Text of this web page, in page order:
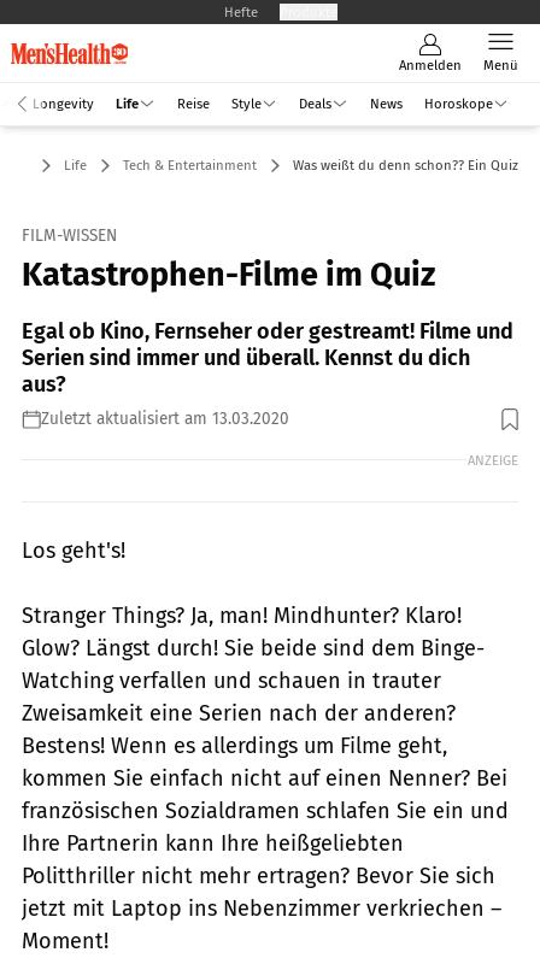
Hefte
Anmelden Menü
Longevity Life Reise Style Deals News Horoskope
Life Tech & Entertainment Was weißt du denn schon?? Ein Quiz
FILM-WISSEN
Katastrophen-Filme im Quiz
Egal ob Kino, Fernseher oder gestreamt! Filme und
Serien sind immer und überall. Kennst du dich
aus?
Zuletzt aktualisiert am 13.03.2020
ANZEIGE
Los geht's!
Stranger Things? Ja, man! Mindhunter? Klaro!
Glow? Längst durch! Sie beide sind dem Binge-
Watching verfallen und schauen in trauter
Zweisamkeit eine Serien nach der anderen?
Bestens! Wenn es allerdings um Filme geht,
kommen Sie einfach nicht auf einen Nenner? Bei
französischen Sozialdramen schlafen Sie ein und
Ihre Partnerin kann Ihre heißgeliebten
Politthriller nicht mehr ertragen? Bevor Sie sich
jetzt mit Laptop ins Nebenzimmer verkriechen –
Moment!